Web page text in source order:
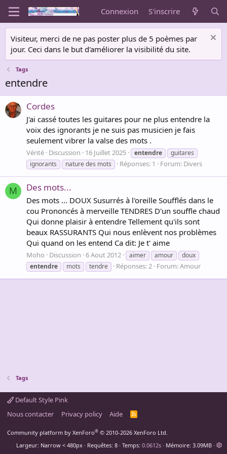
Connexion S'inscrire
Visiteur, merci de ne pas poster plus de 5 poèmes par
jour. Ceci dans le but d'améliorer la visibilité du site.
Tags
entendre
Cordes
J'ai cassé toutes les guitares pour ne plus entendre la
voix des ignorants je ne suis pas musicien je fais
seulement vibrer la valse des mots .
Vérité Discussion 16 Juillet 2025 entendre
guitares
ignorants
nature des mots Réponses: 1 Forum: Divers
M Des mots...
Des mots ... DOUX Susurrés à l'oreille Soufflés dans le
cou Prononcés à merveille TENDRES D'un souffle chaud
Qui donne plaisir à entendre Tellement qu'ils sont
beaux RASSURANTS Qui nous enlèvent nos problèmes
Qui quand on les entend Ca dit: Je t' aime
Moho Discussion 6 Aout 2012 aimer amour
doux
entendre
mots tendre Réponses: 2 Forum:Amour
Tags
Default Style Pink
Nous contacter
Privacy policy Aide
R
Community platform by XenForo® © 2010-2026 XenForo Ltd.
Largeur
Requêtes 8 Temps 0.0612s Mémoire 3.09MB